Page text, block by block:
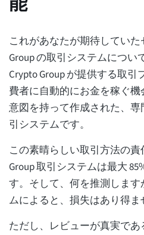
これがあなたが期待してい
Group の取引システムについ
Crypto Group が提供する取
費者に自動的にお金を稼ぐ
意図を持って作成された、
引システムです。
この素晴らしい取引方法の
Group 取引システムは最大
す。そして、何を推測しま
ムによると、損失はあり得ま
ただし、レビューが真実で